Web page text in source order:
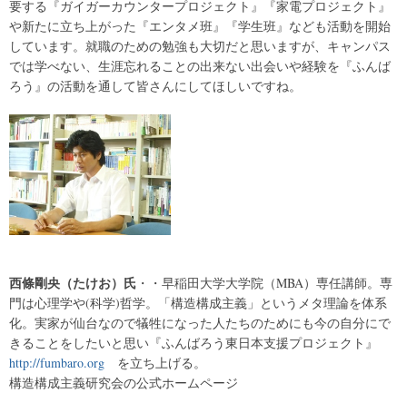
要する『ガイガーカウンタープロジェクト』『家電プロジェクト』
や新たに立ち上がった『エンタメ班』『学生班』なども活動を開始
しています。就職のための勉強も大切だと思いますが、キャンパス
では学べない、生涯忘れることの出来ない出会いや経験を『ふんば
ろう』の活動を通して皆さんにしてほしいですね。
西條剛央（たけお）氏 ・・早稲田大学大学院（MBA）専任講師。専
門は心理学や(科学)哲学。「構造構成主義」というメタ理論を体系
化。実家が仙台なので犠牲になった人たちのためにも今の自分にで
きることをしたいと思い『ふんばろう東日本支援プロジェクト』
http://fumbaro.org を立ち上げる。
構造構成主義研究会の公式ホームページ